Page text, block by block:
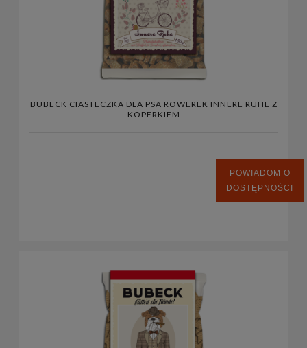
BUBECK CIASTECZKA DLA PSA ROWEREK INNERE RUHE Z
KOPERKIEM
POWIADOM O
DOSTĘPNOŚCI